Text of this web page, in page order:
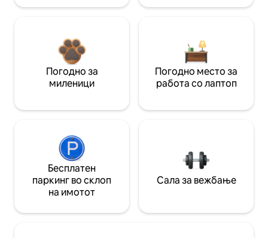
Погодно за
миленици
Погодно место за
работа со лаптоп
Бесплатен
паркинг во склоп
на имотот
Сала за вежбање